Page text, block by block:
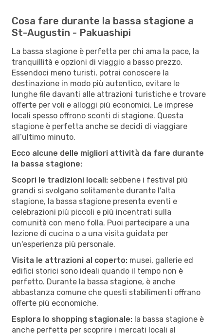
Cosa fare durante la bassa stagione a
St-Augustin - Pakuashipi
La bassa stagione è perfetta per chi ama la pace, la
tranquillità e opzioni di viaggio a basso prezzo.
Essendoci meno turisti, potrai conoscere la
destinazione in modo più autentico, evitare le
lunghe file davanti alle attrazioni turistiche e trovare
offerte per voli e alloggi più economici. Le imprese
locali spesso offrono sconti di stagione. Questa
stagione è perfetta anche se decidi di viaggiare
all’ultimo minuto.
Ecco alcune delle migliori attività da fare durante
la bassa stagione:
Scopri le tradizioni locali: sebbene i festival più
grandi si svolgano solitamente durante l'alta
stagione, la bassa stagione presenta eventi e
celebrazioni più piccoli e più incentrati sulla
comunità con meno folla. Puoi partecipare a una
lezione di cucina o a una visita guidata per
un'esperienza più personale.
Visita le attrazioni al coperto: musei, gallerie ed
edifici storici sono ideali quando il tempo non è
perfetto. Durante la bassa stagione, è anche
abbastanza comune che questi stabilimenti offrano
offerte più economiche.
Esplora lo shopping stagionale: la bassa stagione è
anche perfetta per scoprire i mercati locali al